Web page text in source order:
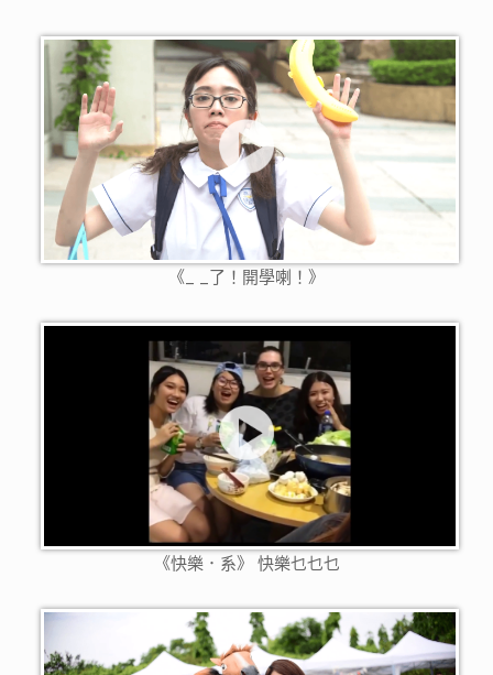
《_ _了！開學喇！》
《快樂．系》 快樂乜乜乜